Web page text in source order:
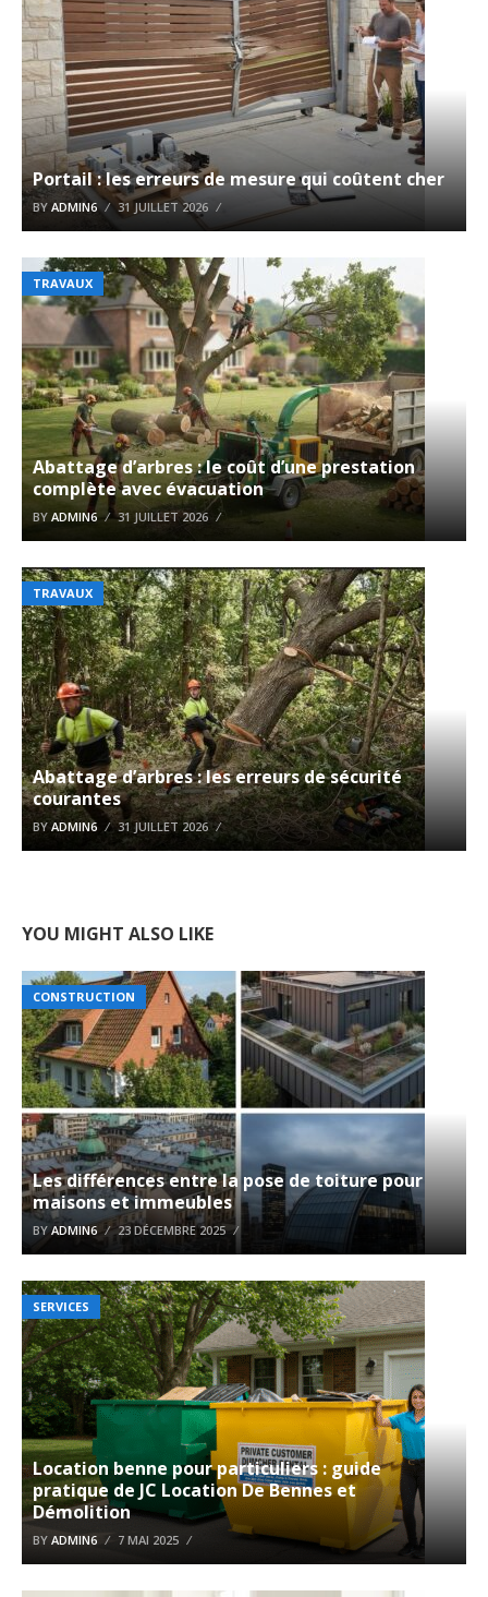
Portail : les erreurs de mesure qui coûtent cher
BY ADMIN6 31 JUILLET 2026
TRAVAUX
Abattage d’arbres : le coût d’une prestation
complète avec évacuation
BY ADMIN6 31 JUILLET 2026
TRAVAUX
Abattage d’arbres : les erreurs de sécurité
courantes
BYADMIN6 31 JUILLET 2026
YOU MIGHT ALSO LIKE
CONSTRUCTION
Les différences entre la pose de toiture pour
maisons et immeubles
BYADMIN6 23 DÉCEMBRE 2025
SERVICES
Location benne pour particuliers : guide
pratique de JC Location De Bennes et
Démolition
BY ADMIN6 7 MAI 2025